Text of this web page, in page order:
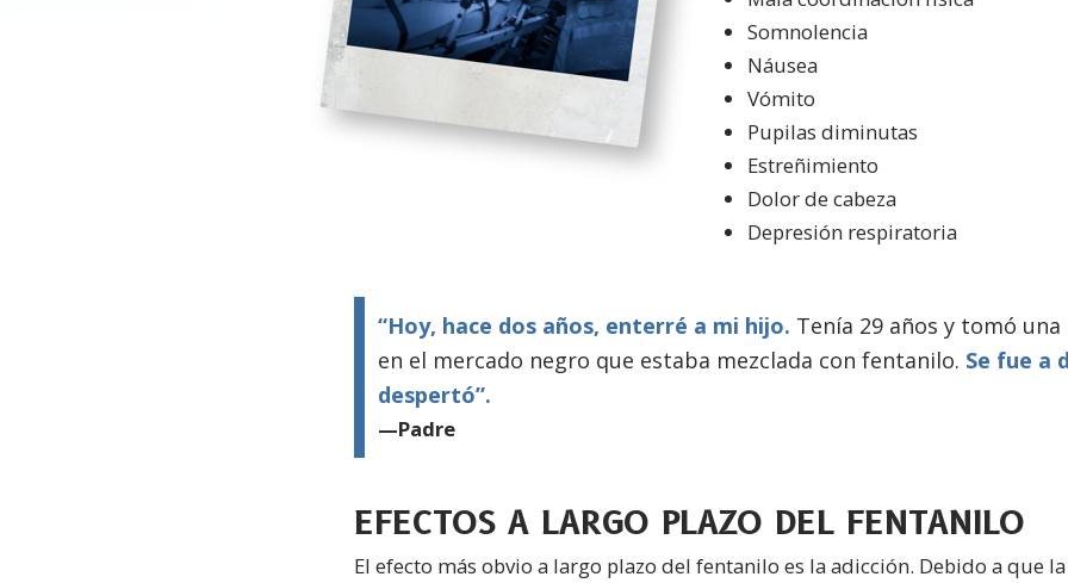
Somnolencia
Náusea
Vómito
Pupilas diminutas
Estreñimiento
Dolor de cabeza
Depresión respiratoria
“Hoy, hace dos años, enterré a mi hijo. Tenía 29 años y tomó
en el mercado negro que estaba mezclada con fentanilo. Se fue a
despertó”.
—Padre
EFECTOS A LARGO PLAZO DEL FENTANILO
El efecto más obvio a largo plazo del fentanilo es la adicción. Debido a que